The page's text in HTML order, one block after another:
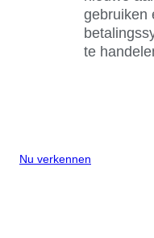
gebruiken
te
Nu verkennen